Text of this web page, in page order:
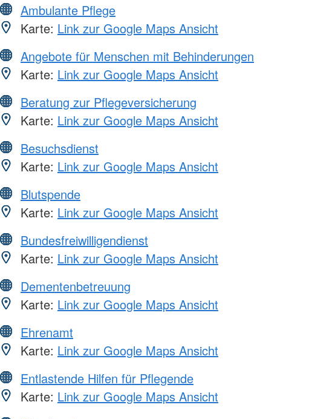
Ambulante Pflege
Karte: Link zur Google Maps Ansicht
Angebote für Menschen mit Behinderungen
Karte: Link zur Google Maps Ansicht
Beratung zur Pflegeversicherung
Karte: Link zur Google Maps Ansicht
Besuchsdienst
Karte: Link zur Google Maps Ansicht
Blutspende
Karte: Link zur Google Maps Ansicht
Bundesfreiwilligendienst
Karte: Link zur Google Maps Ansicht
Dementenbetreuung
Karte: Link zur Google Maps Ansicht
Ehrenamt
Karte: Link zur Google Maps Ansicht
Entlastende Hilfen für Pflegende
Karte: Link zur Google Maps Ansicht